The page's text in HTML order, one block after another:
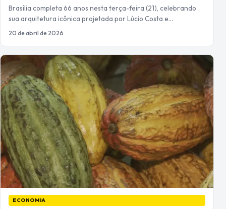
Brasília completa 66 anos nesta terça-feira (21), celebrando
sua arquitetura icônica projetada por Lúcio Costa e…
20 de abril de 2026
ECONOMIA